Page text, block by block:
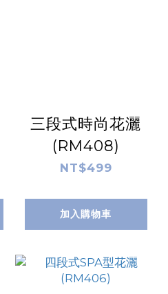
三段式時尚花灑
(RM408)
NT$499
加入購物車